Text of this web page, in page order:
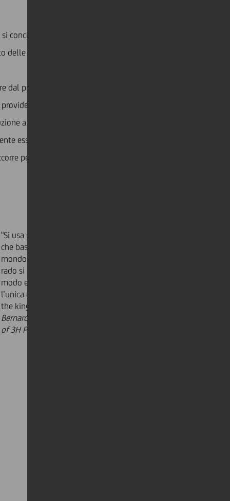
concretizza nella vendita di un prodotto o di un
delle startup che operano nel mondo B2B, si tratta
dal primo incontro alla conclusione della
fornitore. Il processo di vendita è spesso
a una grande azienda – dotata di processi
essere interessata alla soluzione proposta. Le
pertanto scegliere molto bene i target, per fare
"Si usa mettere in guardia gli imprenditori dal credere
che basti fare una migliore trappola per topi perché il
mondo bussi alla loro porta. È giusto, ma molto di
rado si spiega loro quali sono i processi per vendere in
modo efficace. E vendere ciò che si è sviluppato è
l’unica cosa che conta: cash is king but the client is
the king of the cash."
Bernardo Bertoldi, university professor and co-founder
of 3H Partners